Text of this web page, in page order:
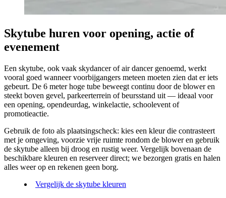
Skytube huren voor opening, actie of
evenement
Een skytube, ook vaak skydancer of air dancer genoemd, werkt
vooral goed wanneer voorbijgangers meteen moeten zien dat er iets
gebeurt. De 6 meter hoge tube beweegt continu door de blower en
steekt boven gevel, parkeerterrein of beursstand uit — ideaal voor
een opening, opendeurdag, winkelactie, schoolevent of
promotieactie.
Gebruik de foto als plaatsingscheck: kies een kleur die contrasteert
met je omgeving, voorzie vrije ruimte rondom de blower en gebruik
de skytube alleen bij droog en rustig weer. Vergelijk bovenaan de
beschikbare kleuren en reserveer direct; we bezorgen gratis en halen
alles weer op en rekenen geen borg.
Vergelijk de skytube kleuren